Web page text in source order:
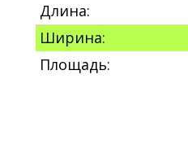
Длина:
Ширина:
Площадь: